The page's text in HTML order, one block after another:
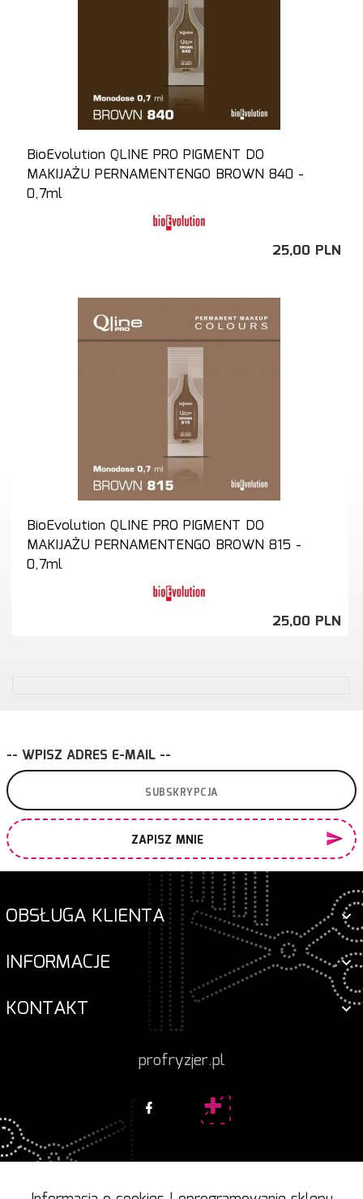
BioEvolution QLINE PRO PIGMENT DO
MAKIJAŻU PERNAMENTENGO BROWN 840 -
0,7ml
25,00 PLN
BioEvolution QLINE PRO PIGMENT DO
MAKIJAŻU PERNAMENTENGO BROWN 815 -
0,7ml
25,00 PLN
-- WPISZ ADRES E-MAIL --
ZAPISZ MNIE
OBSŁUGA KLIENTA
INFORMACJE
KONTAKT
profryzjer.pl